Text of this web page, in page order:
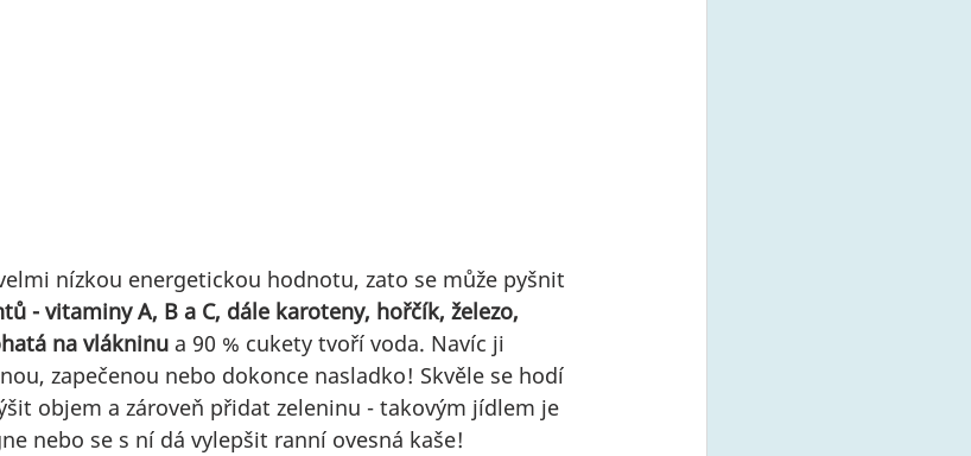
nízkou energetickou hodnotu, zato se může pyšnit
- vitaminy A, B a C, dále karoteny, hořčík, železo,
na vlákninu a 90 % cukety tvoří voda. Navíc ji
zapečenou nebo dokonce nasladko! Skvěle se hodí
objem a zároveň přidat zeleninu - takovým jídlem je
nebo se s ní dá vylepšit ranní ovesná kaše!